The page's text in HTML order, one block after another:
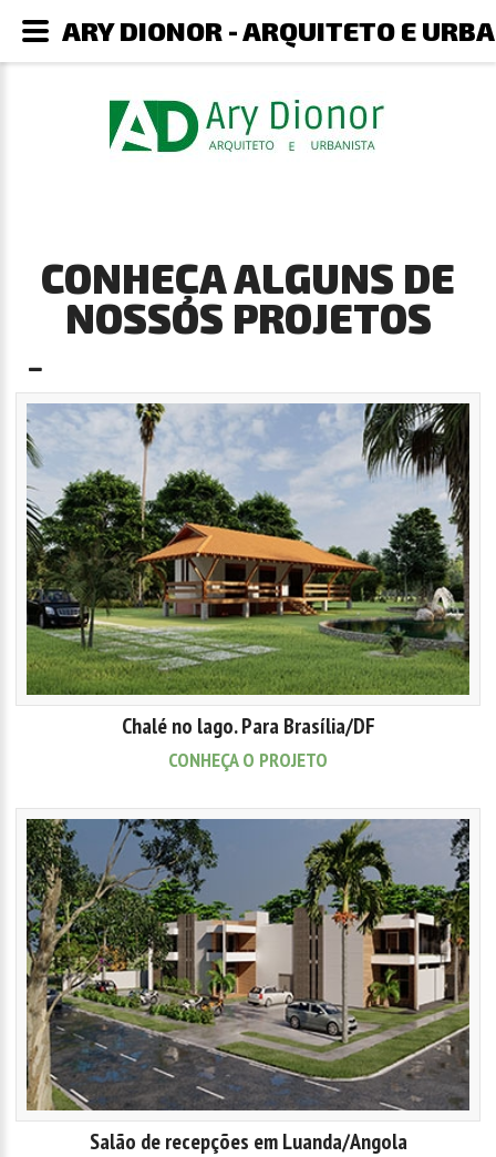
CONHEÇA ALGUNS DE
NOSSOS PROJETOS
Chalé no lago. Para Brasília/DF
CONHEÇA O PROJETO
Salão de recepções em Luanda/Angola
ARY DIONOR - ARQUITETO E